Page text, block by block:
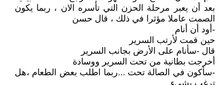
بعد أن يعبر مرحلة الحزن التي تأسره الان ، ربما يكون
الصمت عاملا مؤثرا في ذلك ، قال حسن
-أود أن أنام
حين قمت لأرتب السرير
قال -سأنام على الأرض بجانب السرير
أخرجت بطانية من تحت السرير ووسادة
-سأكون في الصالة تحت ...ربما اطلب بعض الطعام ،هل